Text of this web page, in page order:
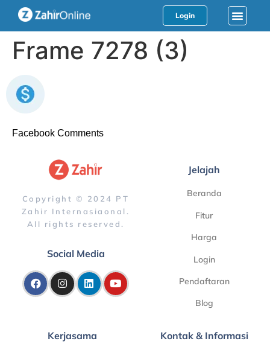
Login
Frame 7278 (3)
Facebook Comments
Copyright © 2024 PT
Zahir Internasiaonal.
All rights reserved.
Social Media
Jelajah
Beranda
Fitur
Harga
Login
Pendaftaran
Blog
Kerjasama Kontak & Informasi